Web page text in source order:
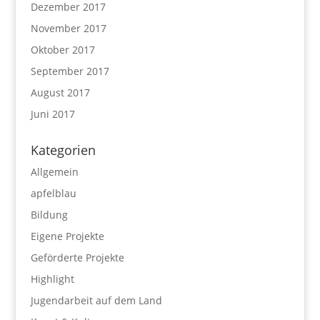
Dezember 2017
November 2017
Oktober 2017
September 2017
August 2017
Juni 2017
Kategorien
Allgemein
apfelblau
Bildung
Eigene Projekte
Geförderte Projekte
Highlight
Jugendarbeit auf dem Land